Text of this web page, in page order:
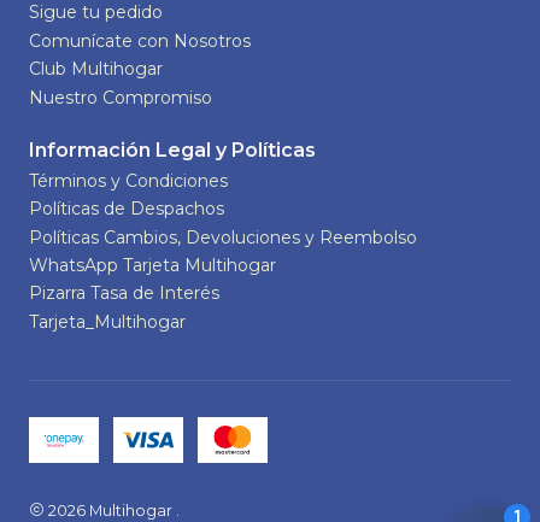
Sigue tu pedido
Comunícate con Nosotros
Club Multihogar
Nuestro Compromiso
Información Legal y Políticas
Términos y Condiciones
Políticas de Despachos
Políticas Cambios, Devoluciones y Reembolso
WhatsApp Tarjeta Multihogar
Pizarra Tasa de Interés
Tarjeta_Multihogar
2026 Multihogar .